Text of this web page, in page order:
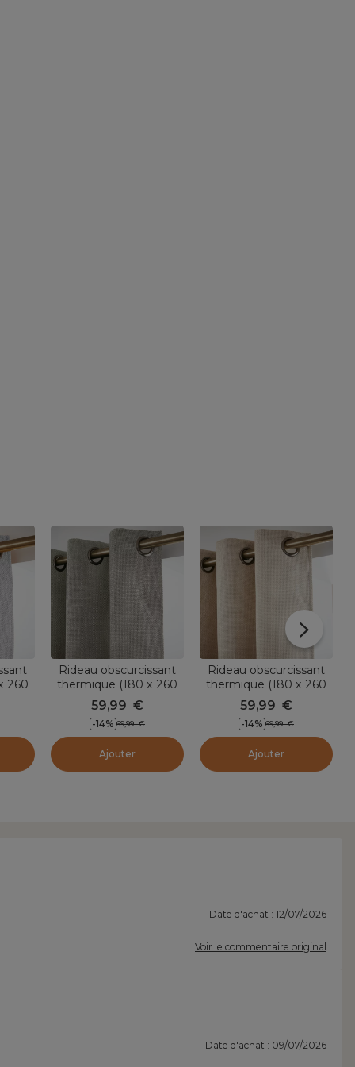
260
Rideau obscurcissant
thermique (180 x 260
cm) Alba Taupe
59,99 €
-14% 69,99 €
Ajouter
Rideau obscurcissant
thermique (180 x 260
cm) Alba Beige grège
59,99 €
-14% 69,99 €
Ajouter
Date d'achat : 12/07/2026
Voir le commentaire original
Date d'achat : 09/07/2026